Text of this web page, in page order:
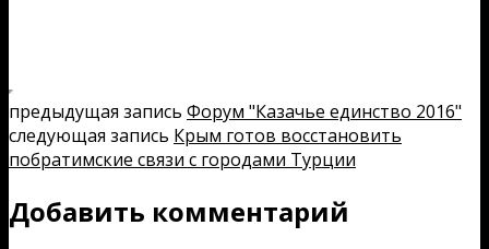
предыдущая запись Форум "Казачье единство 2016"
следующая запись Крым готов восстановить
побратимские связи с городами Турции
Добавить комментарий